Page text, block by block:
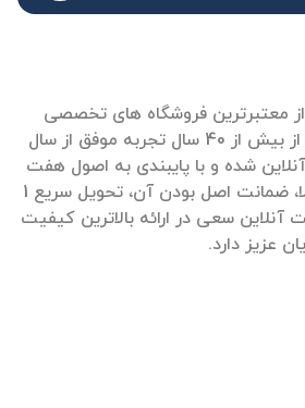
از معتبرترین فروشگاه های تخصصی
برق صنعتی کشور پس از بیش از 40 سال تجربه موفق از سال
آنلاین شده و با پایبندی به اصول هفت
روز ضمانت بازگشت کالا، ضمانت اصل بودن آن، تحویل سریع 1
آنلاین سعی در ارائه بالاترین کیفیت
عزیز دارد.